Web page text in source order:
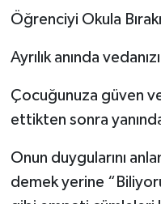
Öğrenciyi Okula
Ayrılık anında
Çocuğunuza güven
ettikten sonra
Onun duygularını
demek yerine